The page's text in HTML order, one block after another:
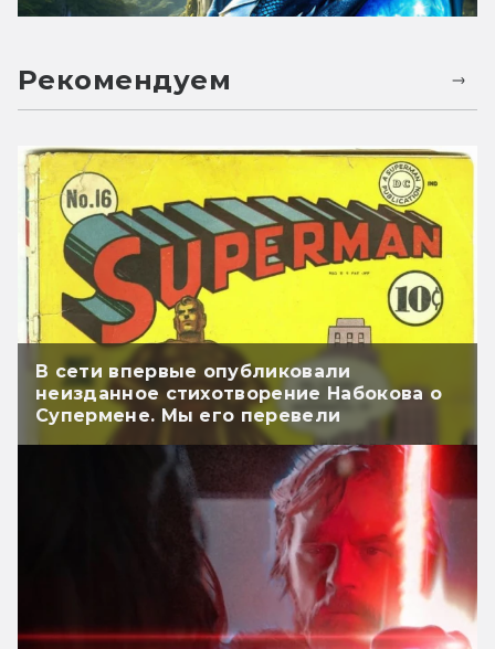
Рекомендуем
В сети впервые опубликовали
неизданное стихотворение Набокова о
Супермене. Мы его перевели